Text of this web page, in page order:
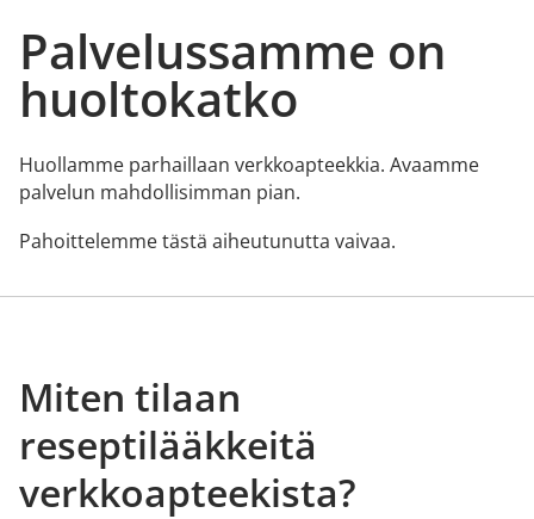
Palvelussamme on
huoltokatko
Huollamme parhaillaan verkkoapteekkia. Avaamme
palvelun mahdollisimman pian.
Pahoittelemme tästä aiheutunutta vaivaa.
Miten tilaan
reseptilääkkeitä
verkkoapteekista?